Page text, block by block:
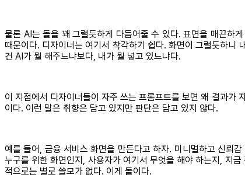
물론 AI는 돌을 꽤 그럴듯하게 다듬어줄 수 있다. 표면을 매끈하
때문이다. 디자이너는 여기서 착각하기 쉽다. 화면이 그럴듯하니
건 AI가 뭘 해주느냐보다, 내가 뭘 넣고 있느냐다.
이 지점에서 디자이너들이 자주 쓰는 프롬프트를 보면 왜 결과가
이다. 이런 말은 취향은 담고 있지만 판단은 담고 있지 않다.
예를 들어, 금융 서비스 화면을 만든다고 하자. 미니멀하고 신뢰
누구를 위한 화면인지, 사용자가 여기서 무엇을 해야 하는지, 지
적으로는 별로 쓸모가 없다. 이게 돌이다.